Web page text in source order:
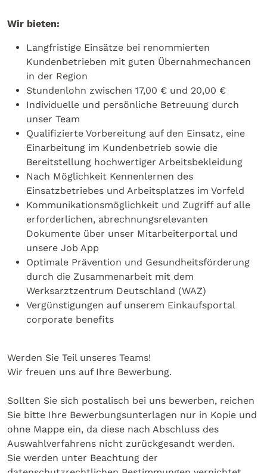
Wir bieten:
Langfristige Einsätze bei renommierten
Kundenbetrieben mit guten Übernahmechancen
in der Region
Stundenlohn zwischen 17,00 € und 20,00 €
Individuelle und persönliche Betreuung durch
unser Team
Qualifizierte Vorbereitung auf den Einsatz, eine
Einarbeitung im Kundenbetrieb sowie die
Bereitstellung hochwertiger Arbeitsbekleidung
Nach Möglichkeit Kennenlernen des
Einsatzbetriebes und Arbeitsplatzes im Vorfeld
Kommunikationsmöglichkeit und Zugriff auf alle
erforderlichen, abrechnungsrelevanten
Dokumente über unser Mitarbeiterportal und
unsere Job App
Optimale Prävention und Gesundheitsförderung
durch die Zusammenarbeit mit dem
Werksarztzentrum Deutschland (WAZ)
Vergünstigungen auf unserem Einkaufsportal
corporate benefits
Werden Sie Teil unseres Teams!
Wir freuen uns auf Ihre Bewerbung.
Sollten Sie sich postalisch bei uns bewerben, reichen
Sie bitte Ihre Bewerbungsunterlagen nur in Kopie und
ohne Mappe ein, da diese nach Abschluss des
Auswahlverfahrens nicht zurückgesandt werden.
Sie werden unter Beachtung der